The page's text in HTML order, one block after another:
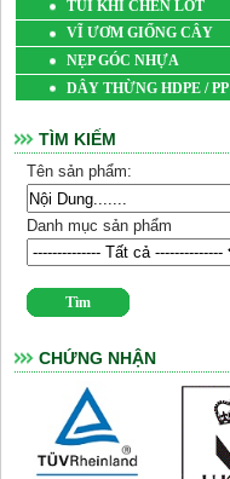
TÚI KHÍ CHÈN LÓT
VĨ ƯƠM GIỐNG CÂY
NẸP GÓC NHỰA
DÂY THỪNG HDPE / PP
TÌM KIẾM
Tên sản phẩm:
Danh mục sản phẩm
CHỨNG NHẬN